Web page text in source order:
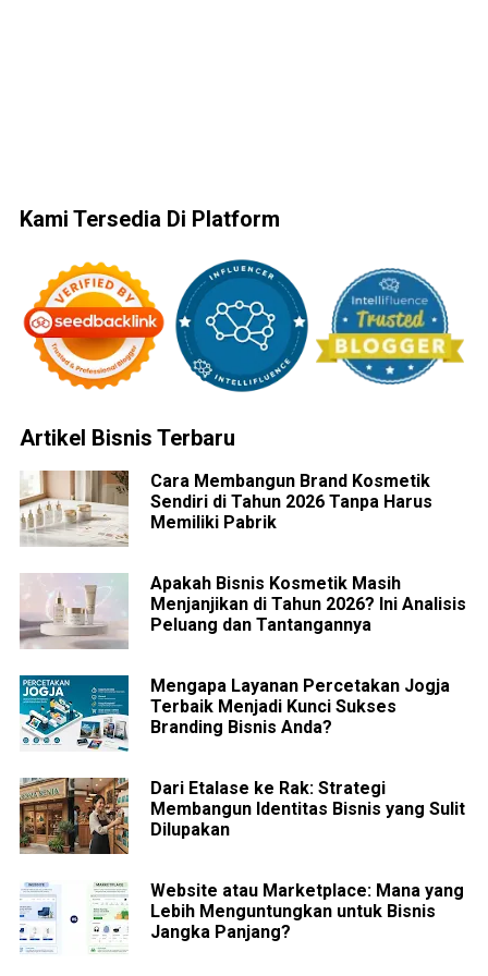
Kami Tersedia Di Platform
Artikel Bisnis Terbaru
Cara Membangun Brand Kosmetik
Sendiri di Tahun 2026 Tanpa Harus
Memiliki Pabrik
Apakah Bisnis Kosmetik Masih
Menjanjikan di Tahun 2026? Ini Analisis
Peluang dan Tantangannya
Mengapa Layanan Percetakan Jogja
Terbaik Menjadi Kunci Sukses
Branding Bisnis Anda?
Dari Etalase ke Rak: Strategi
Membangun Identitas Bisnis yang Sulit
Dilupakan
Website atau Marketplace: Mana yang
Lebih Menguntungkan untuk Bisnis
Jangka Panjang?